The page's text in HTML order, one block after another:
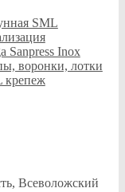
SML
Sanpress Inox
воронки, лотки
крепеж
Всеволожский